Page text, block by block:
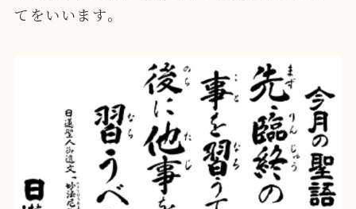
てをいいます。